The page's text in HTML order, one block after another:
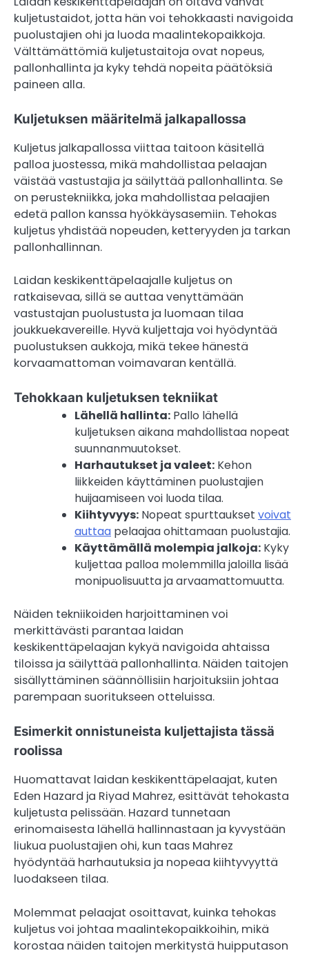
kuljetustaidot, jotta hän voi tehokkaasti navigoida
puolustajien ohi ja luoda maalintekopaikkoja.
Välttämättömiä kuljetustaitoja ovat nopeus,
pallonhallinta ja kyky tehdä nopeita päätöksiä
paineen alla.
Kuljetuksen määritelmä jalkapallossa
Kuljetus jalkapallossa viittaa taitoon käsitellä
palloa juostessa, mikä mahdollistaa pelaajan
väistää vastustajia ja säilyttää pallonhallinta. Se
on perustekniikka, joka mahdollistaa pelaajien
edetä pallon kanssa hyökkäysasemiin. Tehokas
kuljetus yhdistää nopeuden, ketteryyden ja tarkan
pallonhallinnan.
Laidan keskikenttäpelaajalle kuljetus on
ratkaisevaa, sillä se auttaa venyttämään
vastustajan puolustusta ja luomaan tilaa
joukkuekavereille. Hyvä kuljettaja voi hyödyntää
puolustuksen aukkoja, mikä tekee hänestä
korvaamattoman voimavaran kentällä.
Tehokkaan kuljetuksen tekniikat
Lähellä hallinta: Pallo lähellä
kuljetuksen aikana mahdollistaa nopeat
suunnanmuutokset.
Harhautukset ja valeet: Kehon
liikkeiden käyttäminen puolustajien
huijaamiseen voi luoda tilaa.
Kiihtyvyys: Nopeat spurttaukset voivat
auttaa pelaajaa ohittamaan puolustajia.
Käyttämällä molempia jalkoja: Kyky
kuljettaa palloa molemmilla jaloilla lisää
monipuolisuutta ja arvaamattomuutta.
Näiden tekniikoiden harjoittaminen voi
merkittävästi parantaa laidan
keskikenttäpelaajan kykyä navigoida ahtaissa
tiloissa ja säilyttää pallonhallinta. Näiden taitojen
sisällyttäminen säännöllisiin harjoituksiin johtaa
parempaan suoritukseen otteluissa.
Esimerkit onnistuneista kuljettajista tässä
roolissa
Huomattavat laidan keskikenttäpelaajat, kuten
Eden Hazard ja Riyad Mahrez, esittävät tehokasta
kuljetusta pelissään. Hazard tunnetaan
erinomaisesta lähellä hallinnastaan ja kyvystään
liukua puolustajien ohi, kun taas Mahrez
hyödyntää harhautuksia ja nopeaa kiihtyvyyttä
luodakseen tilaa.
Molemmat pelaajat osoittavat, kuinka tehokas
kuljetus voi johtaa maalintekopaikkoihin, mikä
korostaa näiden taitojen merkitystä huipputason